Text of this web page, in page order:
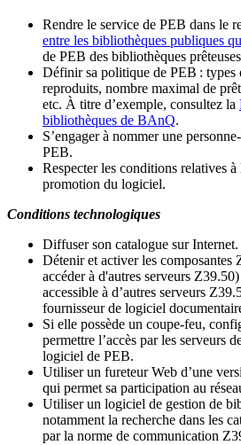
Rendre le service de PEB dans le
entre les bibliothèques publiques
de PEB des bibliothèques
Définir sa politique de PEB : types
reproduits, nombre maximal de
etc. À titre d’exemple, consultez la
bibliothèques de BAnQ.
S’engager à nommer une
PEB.
Respecter les conditions relatives à
promotion du logiciel.
Conditions technologiques
Diffuser son catalogue sur Internet.
Détenir et activer les composantes
accéder à d'autres serveurs
accessible à d’autres serveurs
fournisseur de logiciel
Si elle possède un coupe-feu,
permettre l’accès par les serveurs
logiciel de PEB.
Utiliser un fureteur Web d’une
qui permet sa participation au
Utiliser un logiciel de gestion de
notamment la recherche dans les
par la norme de communication